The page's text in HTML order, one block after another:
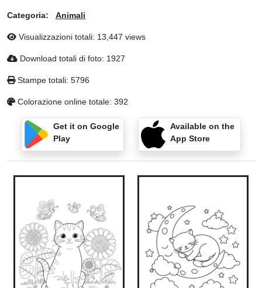
Categoria: Animali
Visualizzazioni totali: 13,447 views
Download totali di foto: 1927
Stampe totali: 5796
Colorazione online totale: 392
Get it on Google
Play
Available on the
App Store